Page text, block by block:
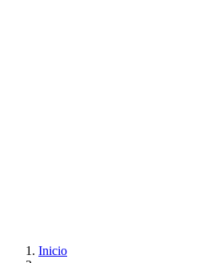
Inicio